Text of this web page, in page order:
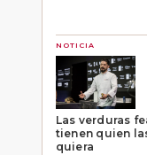
NOTICIA
Las verduras
tienen quien
quiera